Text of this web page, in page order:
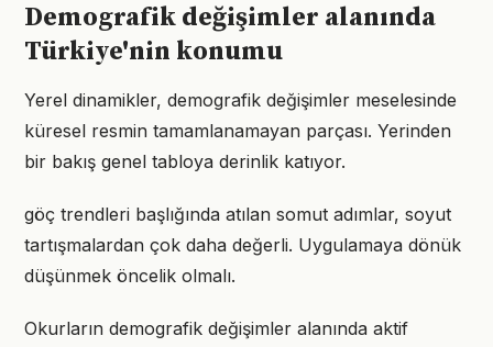
Demografik değişimler alanında
Türkiye'nin konumu
Yerel dinamikler, demografik değişimler meselesinde
küresel resmin tamamlanamayan parçası. Yerinden
bir bakış genel tabloya derinlik katıyor.
göç trendleri başlığında atılan somut adımlar, soyut
tartışmalardan çok daha değerli. Uygulamaya dönük
düşünmek öncelik olmalı.
Okurların demografik değişimler alanında aktif